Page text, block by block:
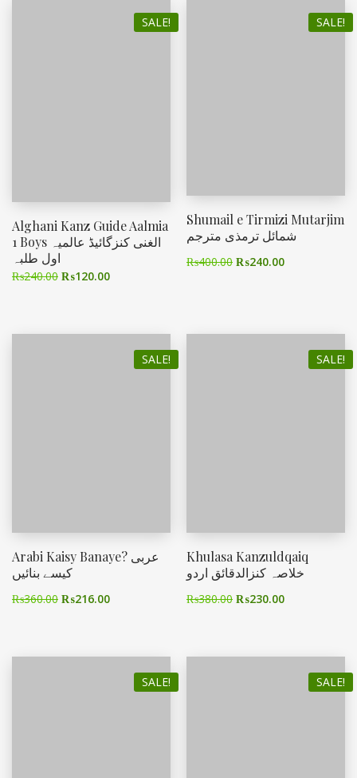
SALE!
Alghani Kanz Guide Aalmia
1 Boys الغنی کنزگائیڈ عالمیہ
اول طلبہ
₨240.00 ₨120.00
SALE!
Shumail e Tirmizi Mutarjim
شمائل ترمذی مترجم
₨400.00 ₨240.00
SALE!
Arabi Kaisy Banaye? عربی
کیسے بنائیں
₨360.00 ₨216.00
SALE!
Khulasa Kanzuldqaiq
خلاصہ کنزالدقائق اردو
₨380.00 ₨230.00
SALE! SALE!